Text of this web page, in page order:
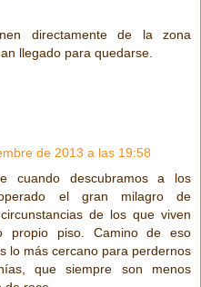
directamente de la zona
llegado para quedarse.
de 2013 a las 19:58
cuando descubramos a los
el gran milagro de
de los que viven
propio piso. Camino de eso
lo más cercano para perdernos
que siempre son menos